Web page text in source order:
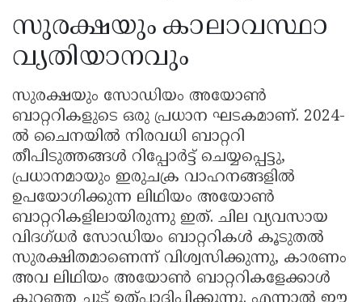
സുരക്ഷയും കാലാവസ്ഥാ
വ്യതിയാനവും
സുരക്ഷയും സോഡിയം അയോൺ
ബാറ്ററികളുടെ ഒരു പ്രധാന ഘടകമാണ്. 2024-
ൽ ചൈനയിൽ നിരവധി ബാറ്ററി
തീപിടുത്തങ്ങൾ റിപ്പോർട്ട് ചെയ്യപ്പെട്ടു,
പ്രധാനമായും ഇരുചക്ര വാഹനങ്ങളിൽ
ഉപയോഗിക്കുന്ന ലിഥിയം അയോൺ
ബാറ്ററികളിലായിരുന്നു ഇത്. ചില വ്യവസായ
വിദഗ്ധർ സോഡിയം ബാറ്ററികൾ കൂടുതൽ
സുരക്ഷിതമാണെന്ന് വിശ്വസിക്കുന്നു, കാരണം
അവ ലിഥിയം അയോൺ ബാറ്ററികളേക്കാൾ